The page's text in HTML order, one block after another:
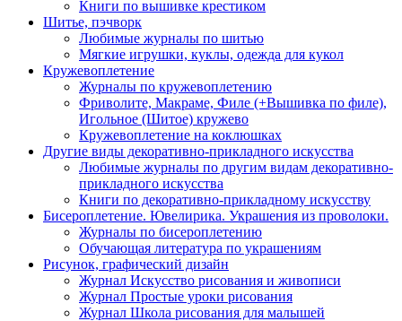
Книги по вышивке крестиком
Шитье, пэчворк
Любимые журналы по шитью
Мягкие игрушки, куклы, одежда для кукол
Кружевоплетение
Журналы по кружевоплетению
Фриволите, Макраме, Филе (+Вышивка по филе),
Игольное (Шитое) кружево
Кружевоплетение на коклюшках
Другие виды декоративно-прикладного искусства
Любимые журналы по другим видам декоративно-
прикладного искусства
Книги по декоративно-прикладному искусству
Бисероплетение. Ювелирика. Украшения из проволоки.
Журналы по бисероплетению
Обучающая литература по украшениям
Рисунок, графический дизайн
Журнал Искусство рисования и живописи
Журнал Простые уроки рисования
Журнал Школа рисования для малышей